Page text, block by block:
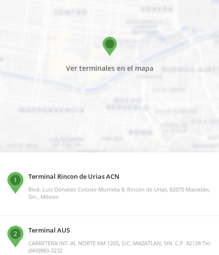
Ver terminales en el mapa
1 Terminal Rincon de Urias ACN
Blvd. Luis Donaldo Colosio Murrieta 8, Rincón de Urias, 82070 Mazatlán,
Sin., México
2 Terminal AUS
CARRETERA INT. AL NORTE KM 1205, S/C, MAZATLAN, SIN. C.P. 82128 Tel:
(669)983-3232